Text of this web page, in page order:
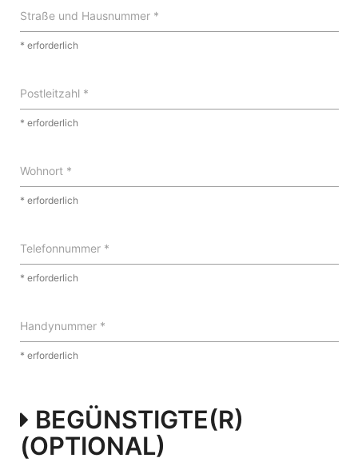
Straße und Hausnummer *
* erforderlich
Postleitzahl *
* erforderlich
Wohnort *
* erforderlich
Telefonnummer *
* erforderlich
Handynummer *
* erforderlich
BEGÜNSTIGTE(R)
(OPTIONAL)